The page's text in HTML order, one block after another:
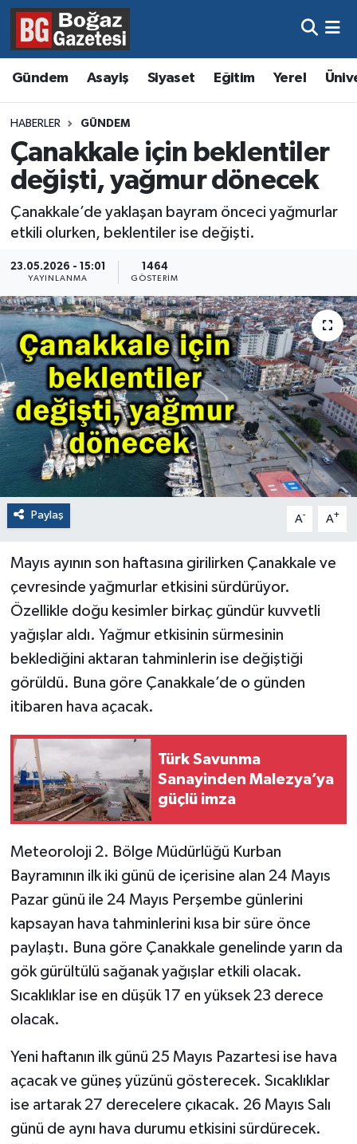
Gündem Asayiş Siyaset Eğitim Yerel
HABERLER GÜNDEM
Çanakkale için beklentiler
değişti, yağmur dönecek
Çanakkale’de yaklaşan bayram önceci yağmurlar
etkili olurken, beklentiler ise değişti.
23.05.2026 - 15:01
YAYINLANMA
1464
GÖSTERIM
Paylaş A- A+
Mayıs ayının son haftasına girilirken Çanakkale ve
çevresinde yağmurlar etkisini sürdürüyor.
Özellikle doğu kesimler birkaç gündür kuvvetli
yağışlar aldı. Yağmur etkisinin sürmesinin
beklediğini aktaran tahminlerin ise değiştiği
görüldü. Buna göre Çanakkale’de o günden
itibaren hava açacak.
Türk Savunma
Sanayinden Malezya’ya
güçlü imza
Meteoroloji 2. Bölge Müdürlüğü Kurban
Bayramının ilk iki günü de içerisine alan 24 Mayıs
Pazar günü ile 24 Mayıs Perşembe günlerini
kapsayan hava tahminlerini kısa bir süre önce
paylaştı. Buna göre Çanakkale genelinde yarın da
gök gürültülü sağanak yağışlar etkili olacak.
Sıcaklıklar ise en düşük 17 en yüksek 23 derece
olacak.
Yeni haftanın ilk günü 25 Mayıs Pazartesi ise hava
açacak ve güneş yüzünü gösterecek. Sıcaklıklar
ise artarak 27 derecelere çıkacak. 26 Mayıs Salı
günü de aynı hava durumu etkisini sürdürecek.
Asayiş
Eğitim
Ekonomi
Gündem
Kültür ve Sanat
Magazin
Resmi İlanlar
Sağlık
Hava Durumu
Trafik Durumu
Süper Lig Puan Durumu ve Fikstür
Tüm Manşetler
Son Dakika Haberleri
Haber Arşivi